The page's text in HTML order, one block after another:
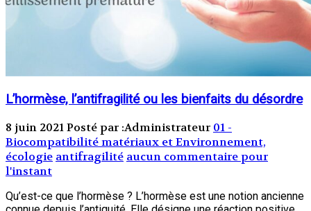
L’hormèse, l’antifragilité ou les bienfaits du désordre
8 juin 2021Posté par :Administrateur 01 -
Biocompatibilité matériaux et Environnement,
écologie antifragilité aucun commentaire pour
l'instant
Qu’est-ce que l’hormèse ? L’hormèse est une notion ancienne